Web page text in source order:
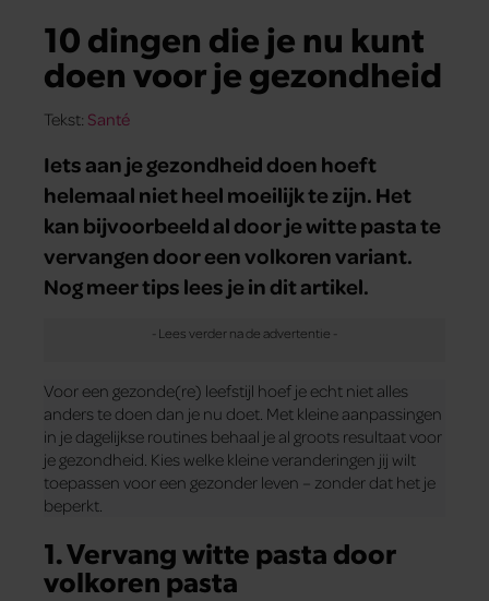
10 dingen die je nu kunt
doen voor je gezondheid
Tekst: Santé
Iets aan je gezondheid doen hoeft
helemaal niet heel moeilijk te zijn. Het
kan bijvoorbeeld al door je witte pasta te
vervangen door een volkoren variant.
Nog meer tips lees je in dit artikel.
Voor een gezonde(re) leefstijl hoef je echt niet alles
anders te doen dan je nu doet. Met kleine aanpassingen
in je dagelijkse routines behaal je al groots resultaat voor
je gezondheid. Kies welke kleine veranderingen jij wilt
toepassen voor een gezonder leven – zonder dat het je
beperkt.
1. Vervang witte pasta door
volkoren pasta